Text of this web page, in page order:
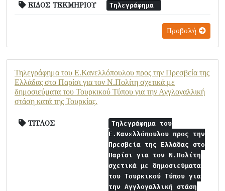
ΕΙΔΟΣ ΤΕΚΜΗΡΙΟΥ Τηλεγράφημα
Προβολή
Τηλεγράφημα του Ε.Κανελλόπουλου προς την Πρεσβεία της
Ελλάδας στο Παρίσι για τον Ν.Πολίτη σχετικά με
δημοσιεύματα του Τουρκικού Τύπου για την Αγγλογαλλική
στάση κατά της Τουρκίας.
ΤΙΤΛΟΣ
Τηλεγράφημα του
Ε.Κανελλόπουλου προς την
Πρεσβεία της Ελλάδας στο
Παρίσι για τον Ν.Πολίτη
σχετικά με δημοσιεύματα
του Τουρκικού Τύπου για
την Αγγλογαλλική στάση